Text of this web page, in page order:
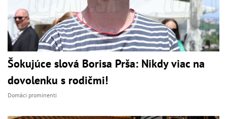
Šokujúce slová Borisa Prša: Nikdy viac na
dovolenku s rodičmi!
Domáci prominenti